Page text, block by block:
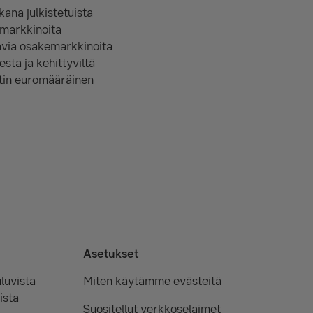
julkistetuista
osakemarkkinoita
ja kehittyviltä
euromääräinen
Asetukset
Miten käytämme evästeitä
Suositellut verkkoselaimet